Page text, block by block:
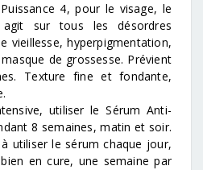
4, pour le visage, le
sur tous les désordres
vieillesse, hyperpigmentation,
de grossesse. Prévient
Texture fine et fondante,
utiliser le Sérum Anti-
8 semaines, matin et soir.
utiliser le sérum chaque jour,
en cure, une semaine par